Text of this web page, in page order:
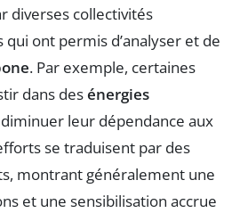
diverses collectivités
ont permis d’analyser et de
. Par exemple, certaines
dans desénergies
leur dépendance aux
se traduisent par des
montrant généralement une
et une sensibilisation accrue